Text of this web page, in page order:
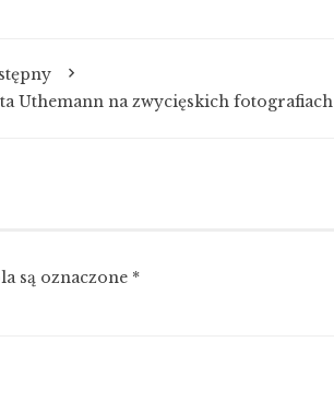
Uthemann na zwycięskich fotografiach
są oznaczone *